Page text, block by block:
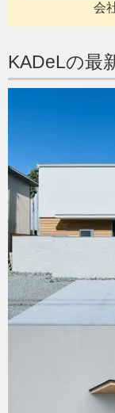
会
KADeLの最